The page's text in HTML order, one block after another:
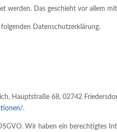
werden. Das geschieht vor allem
Datenschutzerklärung.
Hauptstraße 68, 02742
.
Wir haben ein berechtigtes